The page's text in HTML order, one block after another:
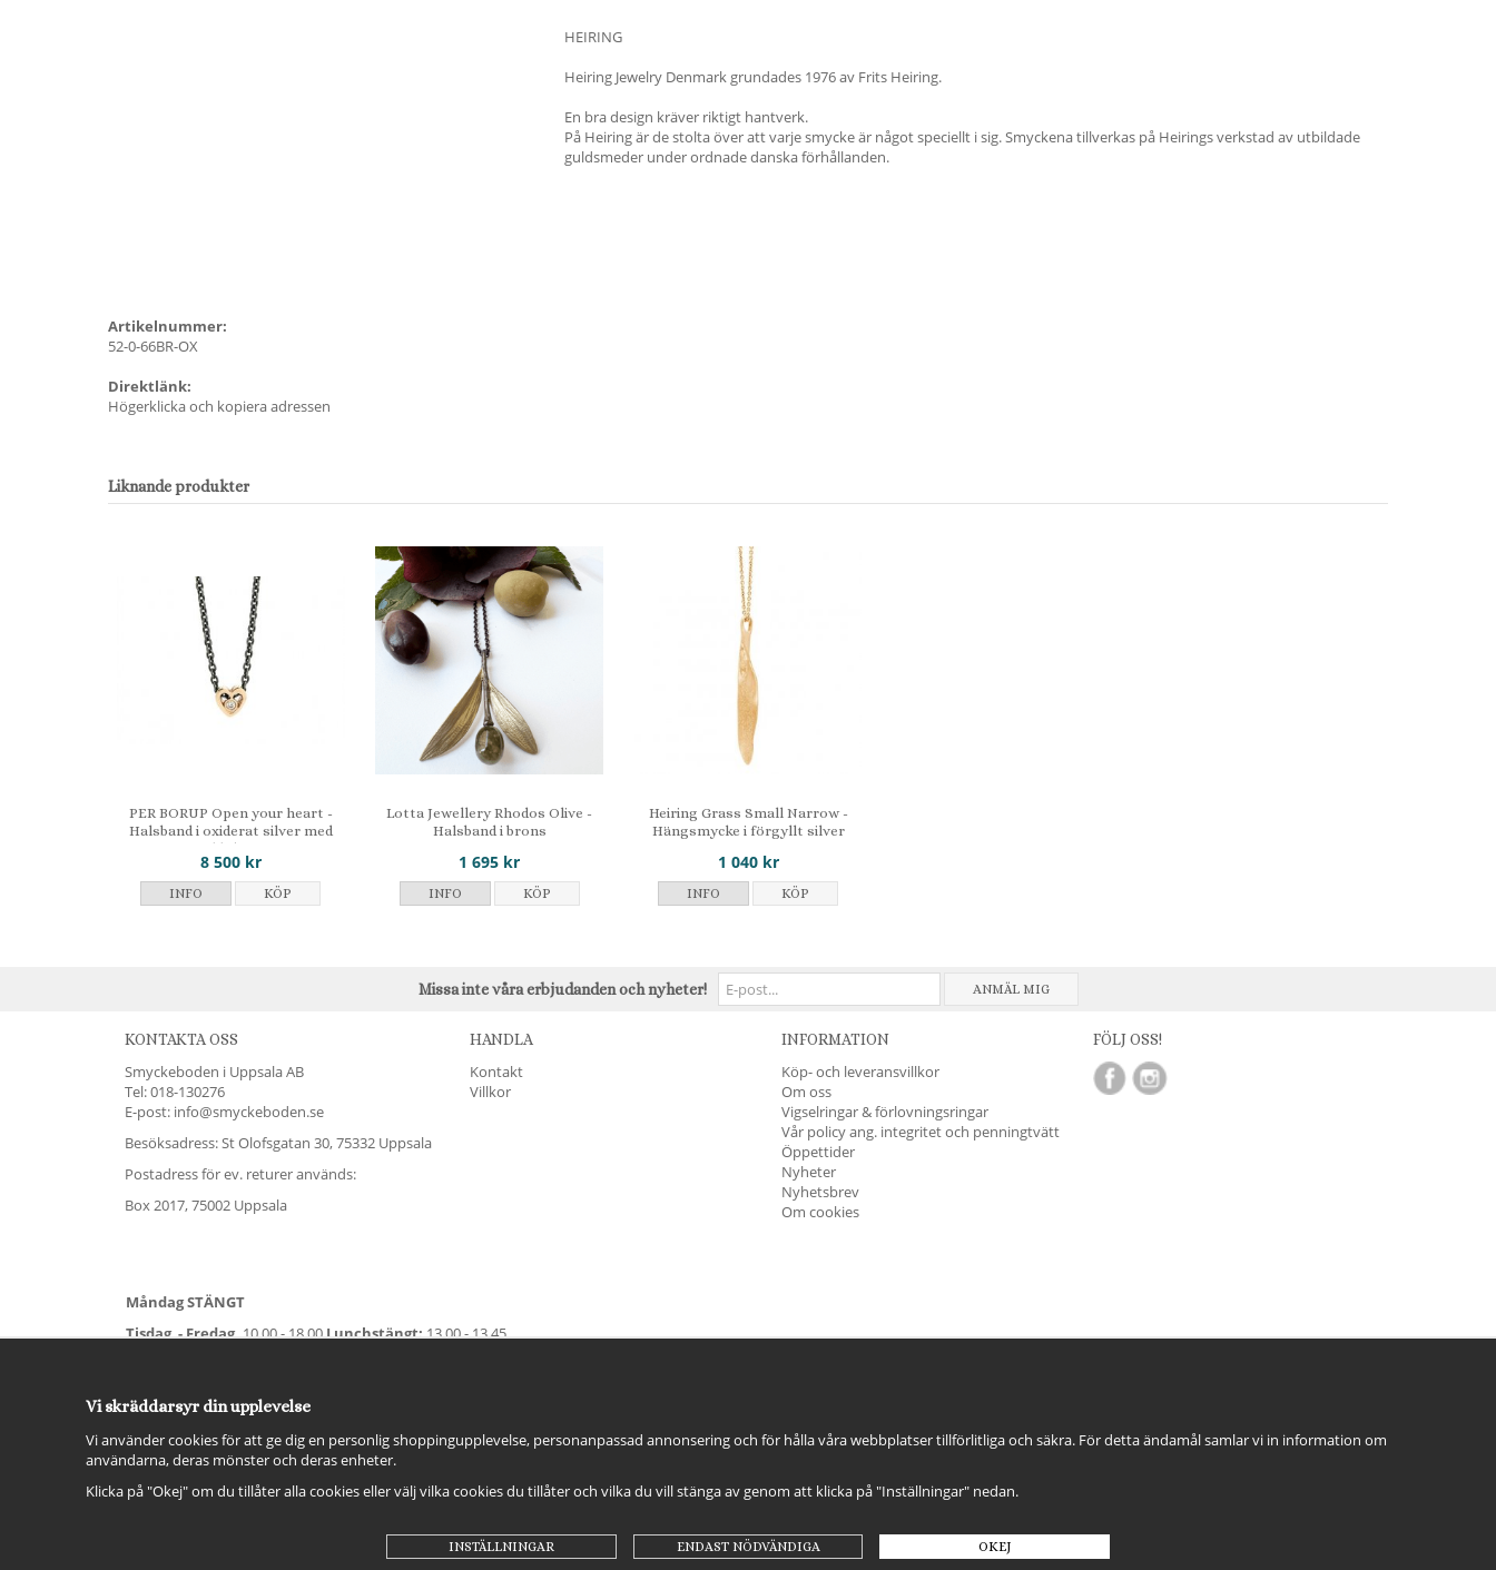
HEIRING
Heiring Jewelry Denmark grundades 1976 av Frits Heiring.
En bra design kräver riktigt hantverk.
På Heiring är de stolta över att varje smycke är något speciellt i sig. Smyckena tillverkas på Heirings verkstad av utbildade
guldsmeder under ordnade danska förhållanden.
Artikelnummer:
52-0-66BR-OX
Direktlänk:
Högerklicka och kopiera adressen
Liknande produkter
PER BORUP Open your heart -
Halsband i oxiderat silver med
guldhjärta
8 500 kr
INFO KÖP
Lotta Jewellery Rhodos Olive -
Halsband i brons
1 695 kr
INFO KÖP
Heiring Grass Small Narrow -
Hängsmycke i förgyllt silver
1 040 kr
INFO KÖP
Missa inte våra erbjudanden och nyheter! ANMÄL MIG
KONTAKTA OSS
Smyckeboden i Uppsala AB
Tel:018-130276
E-post: info@smyckeboden.se
Besöksadress: St Olofsgatan 30, 75332 Uppsala
Postadress för ev. returer används:
Box 2017, 75002 Uppsala
Måndag STÄNGT
Tisdag - Fredag, 10.00 - 18.00 Lunchstängt: 13.00 - 13.45
För avvikande öppettider:
HANDLA
Kontakt
Villkor
INFORMATION
Köp- och leveransvillkor
Om oss
Vigselringar & förlovningsringar
Vår policy ang. integritet och penningtvätt
Öppettider
Nyheter
Nyhetsbrev
Om cookies
FÖLJ OSS!
Vi skräddarsyr din upplevelse
Vi använder cookies för att ge dig en personlig shoppingupplevelse, personanpassad annonsering och för hålla våra webbplatser tillförlitliga och säkra. För detta ändamål samlar vi in information om
användarna, deras mönster och deras enheter.
Klicka på "Okej" om du tillåter alla cookies eller välj vilka cookies du tillåter och vilka du vill stänga av genom att klicka på "Inställningar" nedan.
INSTÄLLNINGAR ENDAST NÖDVÄNDIGA OKEJ